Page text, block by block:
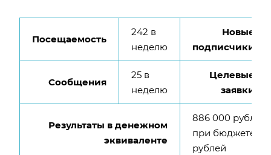
Посещаемость
242 в
неделю
Новые
подписчики
Сообщения
25 в
неделю
Целевые
заявки
Результаты в денежном
эквиваленте
886 000 рублей
при бюджете
рублей